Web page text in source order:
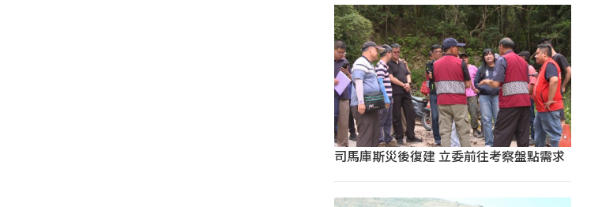
司馬庫斯災後復建 立委前往考察盤點需求